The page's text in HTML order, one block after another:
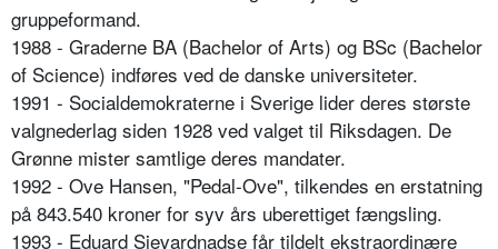
gruppeformand.
1988 - Graderne BA (Bachelor of Arts) og BSc (Bachelor
of Science) indføres ved de danske universiteter.
1991 - Socialdemokraterne i Sverige lider deres største
valgnederlag siden 1928 ved valget til Riksdagen. De
Grønne mister samtlige deres mandater.
1992 - Ove Hansen, "Pedal-Ove", tilkendes en erstatning
på 843.540 kroner for syv års uberettiget fængsling.
1993 - Eduard Sjevardnadse får tildelt ekstraordinære